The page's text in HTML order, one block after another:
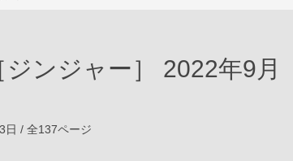
ンジャー］ 2022年9月
日 / 全137ページ